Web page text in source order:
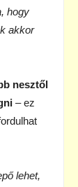
hogy
akkor
nesztől
– ez
lehet,